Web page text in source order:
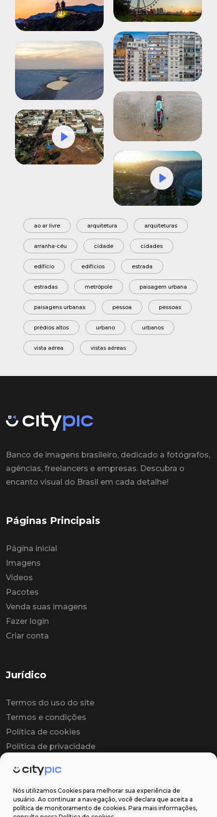
Nós utilizamos Cookies para melhorar sua experiência de
usuário. Ao continuar a navegação, você declara que aceita a
política de monitoramento de cookies. Para mais informações,
Mute Settings
Play
Mute Settings
Play
ao ar livre arquitetura arquiteturas
arranha-céu cidade cidades
edifício edifícios estrada
estradas metrópole paisagem urbana
paisagens urbanas pessoa pessoas
prédios altos urbano urbanos
vista aérea vistas aéreas
Banco de imagens brasileiro, dedicado a fotógrafos,
agências, freelancers e empresas. Descubra o
encanto visual do Brasil em cada detalhe!
Páginas Principais
Página inicial
Imagens
Vídeos
Pacotes
Venda suas imagens
Fazer login
Criar conta
Jurídico
Termos do uso do site
Termos e condições
Política de cookies
Política de privacidade
Contrato de licença
Suporte